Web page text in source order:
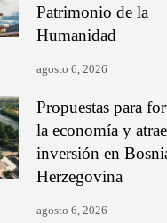
Patrimonio de la
Humanidad
agosto 6, 2026
Propuestas para
la economía y
inversión en
Herzegovina
agosto 6, 2026